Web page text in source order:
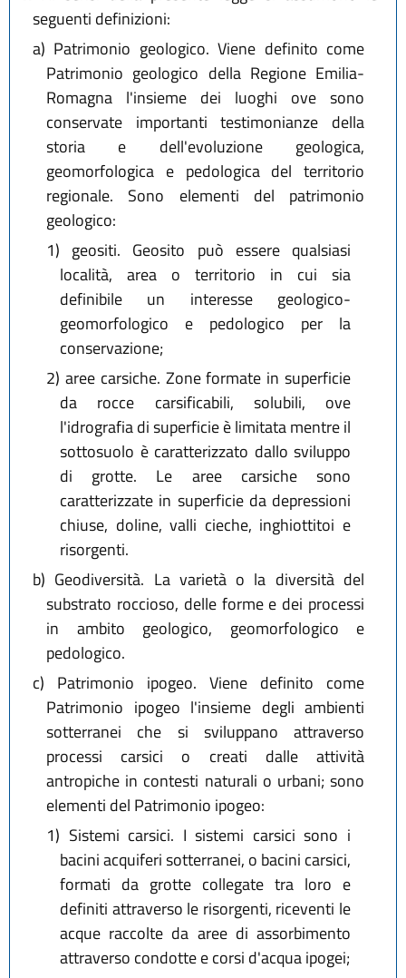
seguenti definizioni:
a) Patrimonio geologico. Viene definito come
Patrimonio geologico della Regione Emilia-
Romagna l'insieme dei luoghi ove sono
conservate importanti testimonianze della
storia e dell'evoluzione geologica,
geomorfologica e pedologica del territorio
regionale. Sono elementi del patrimonio
geologico:
1) geositi. Geosito può essere qualsiasi
località, area o territorio in cui sia
definibile un interesse geologico-
geomorfologico e pedologico per la
conservazione;
2) aree carsiche. Zone formate in superficie
da rocce carsificabili, solubili, ove
l'idrografia di superficie è limitata mentre il
sottosuolo è caratterizzato dallo sviluppo
di grotte. Le aree carsiche sono
caratterizzate in superficie da depressioni
chiuse, doline, valli cieche, inghiottitoi e
risorgenti.
b) Geodiversità. La varietà o la diversità del
substrato roccioso, delle forme e dei processi
in ambito geologico, geomorfologico e
pedologico.
c) Patrimonio ipogeo. Viene definito come
Patrimonio ipogeo l'insieme degli ambienti
sotterranei che si sviluppano attraverso
processi carsici o creati dalle attività
antropiche in contesti naturali o urbani; sono
elementi del Patrimonio ipogeo:
1) Sistemi carsici. I sistemi carsici sono i
bacini acquiferi sotterranei, o bacini carsici,
formati da grotte collegate tra loro e
definiti attraverso le risorgenti, riceventi le
acque raccolte da aree di assorbimento
attraverso condotte e corsi d'acqua ipogei;